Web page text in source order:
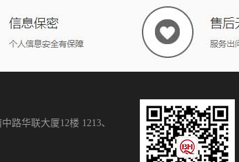
路华联大厦12楼 1213、